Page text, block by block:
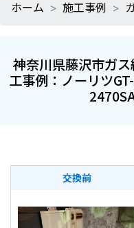
ホーム 施工事例
神奈川県藤沢市ガ
工事例：ノーリツ
交換前